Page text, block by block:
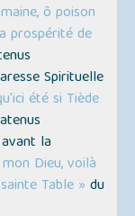
ô poison
prospérité de
Spirituelle
été si Tiède
la
Dieu, voilà
Table » du